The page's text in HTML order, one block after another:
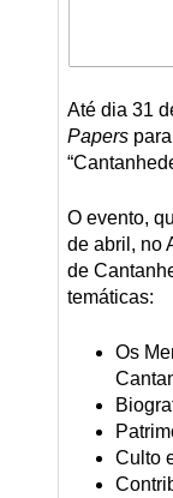
Até dia 31
Paperspara
O evento,
de abril, no
de
temáticas:
Os
Culto